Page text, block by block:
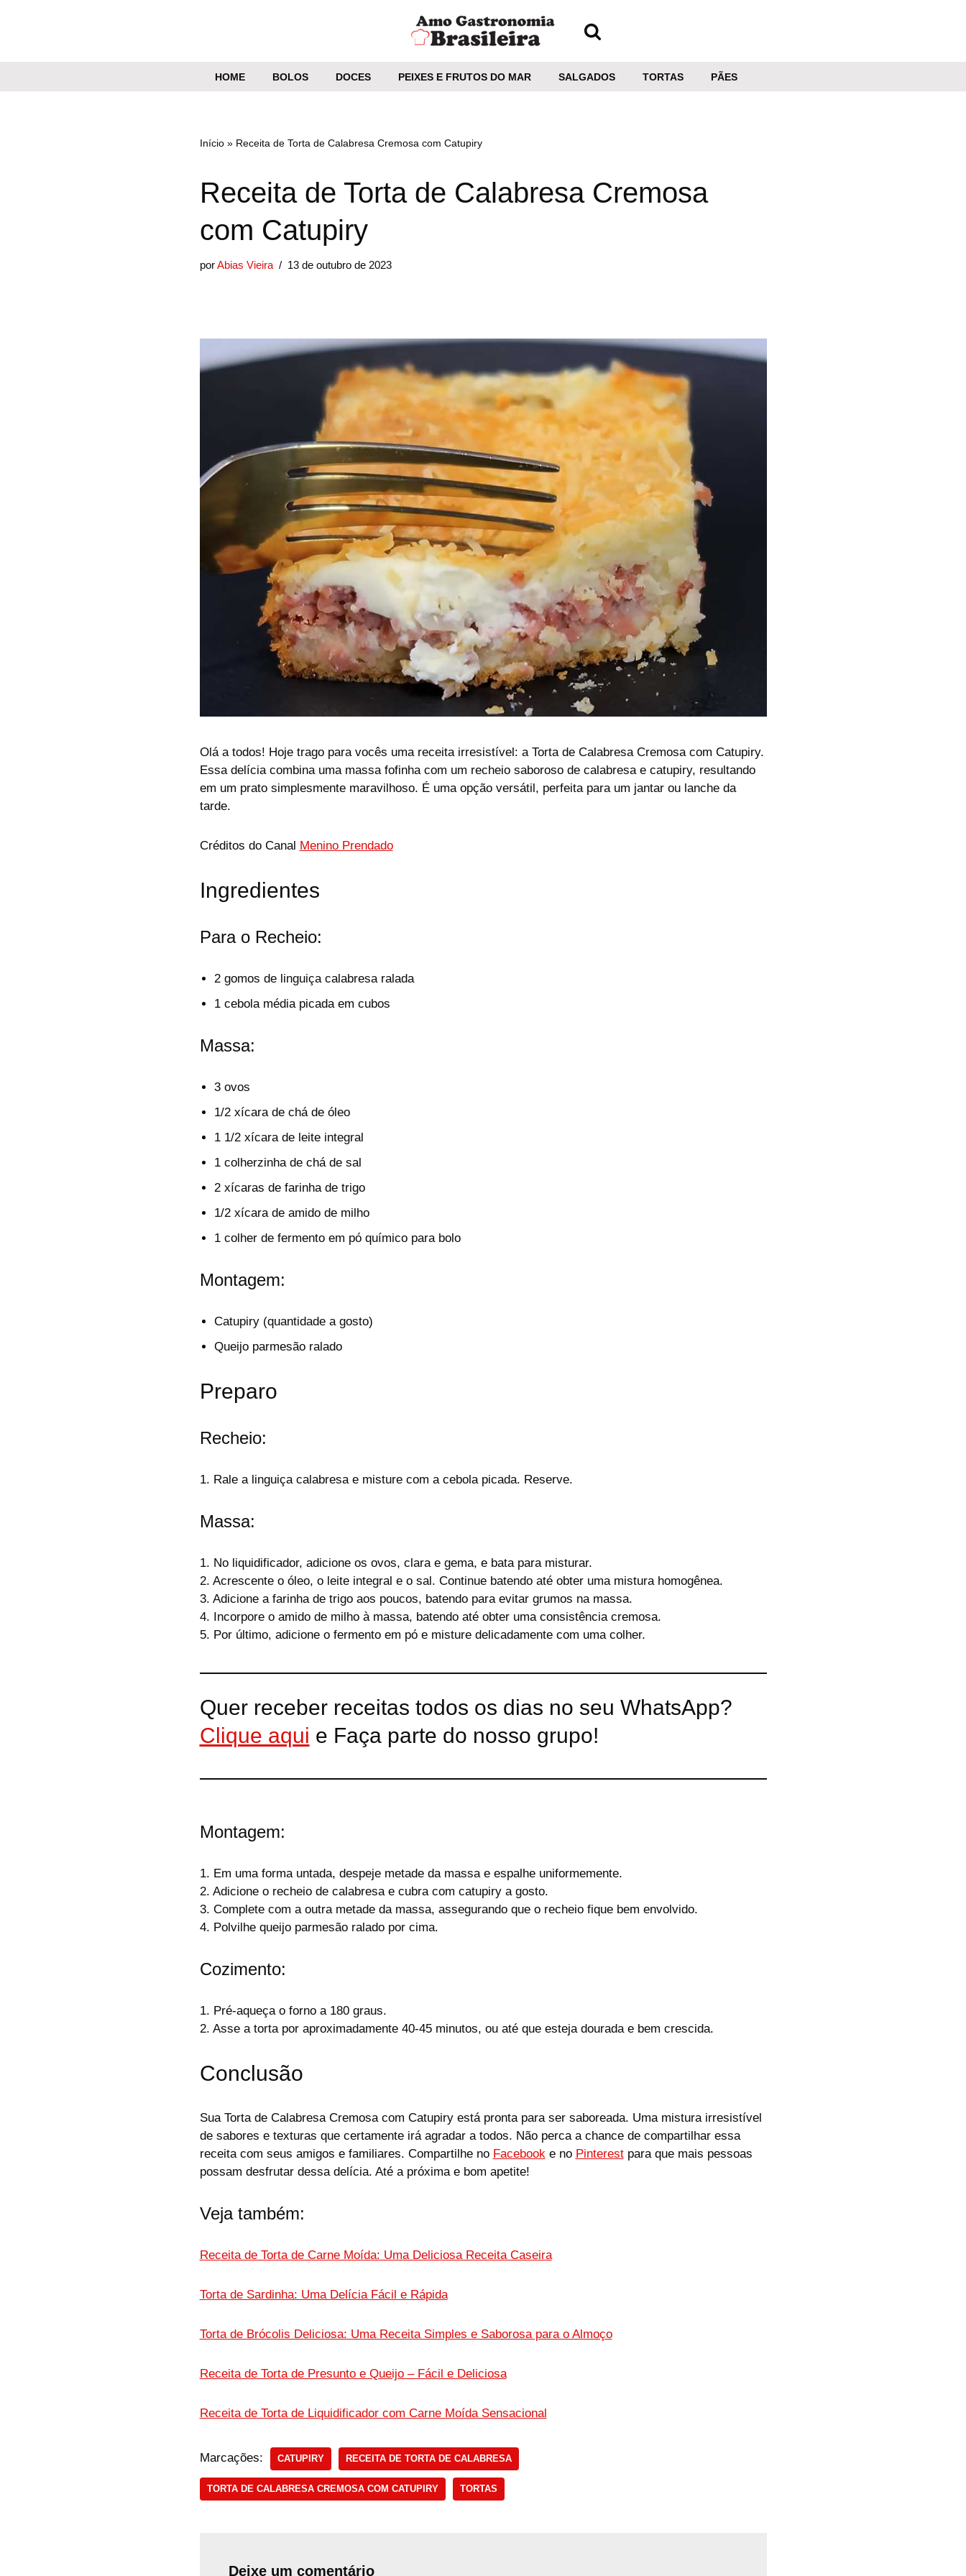
HOME BOLOS DOCES PEIXES E FRUTOS DO MAR SALGADOS TORTAS PÃES
Início» Receita de Torta de Calabresa Cremosa com Catupiry
Receita de Torta de Calabresa Cremosa
com Catupiry
porAbias Vieira 13 de outubro de 2023
Olá a todos! Hoje trago para vocês uma receita irresistível: a Torta de Calabresa Cremosa com Catupiry.
Essa delícia combina uma massa fofinha com um recheio saboroso de calabresa e catupiry, resultando
em um prato simplesmente maravilhoso. É uma opção versátil, perfeita para um jantar ou lanche da
tarde.
Créditos do Canal Menino Prendado
Ingredientes
Para o Recheio:
2 gomos de linguiça calabresa ralada
1 cebola média picada em cubos
Massa:
3 ovos
1/2 xícara de chá de óleo
1 1/2 xícara de leite integral
1 colherzinha de chá de sal
2 xícaras de farinha de trigo
1/2 xícara de amido de milho
1 colher de fermento em pó químico para bolo
Montagem:
Catupiry (quantidade a gosto)
Queijo parmesão ralado
Preparo
Recheio:
1. Rale a linguiça calabresa e misture com a cebola picada. Reserve.
Massa:
1. No liquidificador, adicione os ovos, clara e gema, e bata para misturar.
2. Acrescente o óleo, o leite integral e o sal. Continue batendo até obter uma mistura homogênea.
3. Adicione a farinha de trigo aos poucos, batendo para evitar grumos na massa.
4. Incorpore o amido de milho à massa, batendo até obter uma consistência cremosa.
5. Por último, adicione o fermento em pó e misture delicadamente com uma colher.
Quer receber receitas todos os dias no seu WhatsApp?
Clique aqui e Faça parte do nosso grupo!
Montagem:
1. Em uma forma untada, despeje metade da massa e espalhe uniformemente.
2. Adicione o recheio de calabresa e cubra com catupiry a gosto.
3. Complete com a outra metade da massa, assegurando que o recheio fique bem envolvido.
4. Polvilhe queijo parmesão ralado por cima.
Cozimento:
1. Pré-aqueça o forno a 180 graus.
2. Asse a torta por aproximadamente 40-45 minutos, ou até que esteja dourada e bem crescida.
Conclusão
Sua Torta de Calabresa Cremosa com Catupiry está pronta para ser saboreada. Uma mistura irresistível
de sabores e texturas que certamente irá agradar a todos. Não perca a chance de compartilhar essa
receita com seus amigos e familiares. Compartilhe no Facebooke no Pinterestpara que mais pessoas
possam desfrutar dessa delícia. Até a próxima e bom apetite!
Veja também:
Receita de Torta de Carne Moída: Uma Deliciosa Receita Caseira
Torta de Sardinha: Uma Delícia Fácil e Rápida
Torta de Brócolis Deliciosa: Uma Receita Simples e Saborosa para o Almoço
Receita de Torta de Presunto e Queijo – Fácil e Deliciosa
Receita de Torta de Liquidificador com Carne Moída Sensacional
Marcações: CATUPIRY RECEITA DE TORTA DE CALABRESA
TORTA DE CALABRESA CREMOSA COM CATUPIRY TORTAS
Deixe um comentário